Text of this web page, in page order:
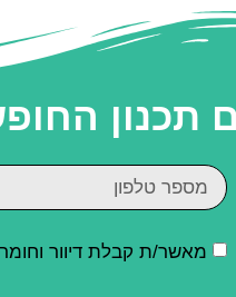
תכנון
מאשר/ת קבלת דיוור